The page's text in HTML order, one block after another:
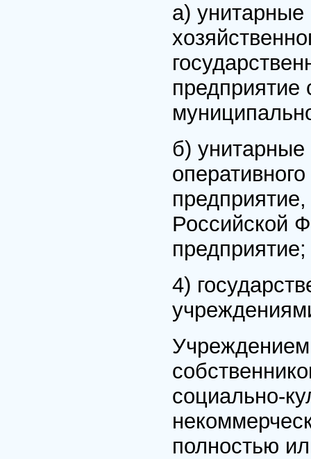
а)
предприятие
б)
Российской
предприятие;
4)
Учреждением
социально-
полностью